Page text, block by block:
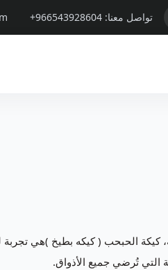
تواصل معنا: +966543928604
كيكة الحبحب ( كيكه بطيخ )هي تجربة
التي تُرضي جميع الأذواق.